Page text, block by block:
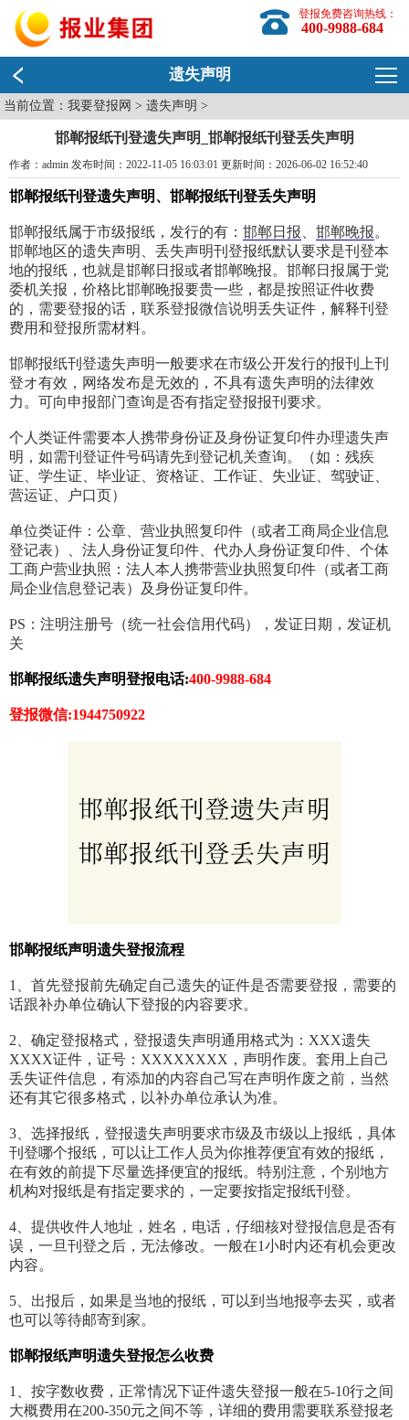
登报免费咨询热线：
400-9988-684
遗失声明
当前位置：我要登报网 >遗失声明 >
邯郸报纸刊登遗失声明_邯郸报纸刊登丢失声明
作者：admin 发布时间：2022-11-05 16:03:01 更新时间：2026-06-02 16:52:40
邯郸报纸刊登遗失声明、邯郸报纸刊登丢失声明
邯郸报纸属于市级报纸，发行的有： 邯郸日报 邯郸晚报。
邯郸地区的遗失声明、丢失声明刊登报纸默认要求是刊登本
地的报纸，也就是邯郸日报或者邯郸晚报。邯郸日报属于党
委机关报，价格比邯郸晚报要贵一些，都是按照证件收费
的，需要登报的话，联系登报微信说明丢失证件，解释刊登
费用和登报所需材料。
邯郸报纸刊登遗失声明一般要求在市级公开发行的报刊上刊
登オ有效，网络发布是无效的，不具有遗失声明的法律效
力。可向申报部门查询是否有指定登报报刊要求。
个人类证件需要本人携带身份证及身份证复印件办理遗失声
明，如需刊登证件号码请先到登记机关查询。（如：残疾
证、学生证、毕业证、资格证、工作证、失业证、驾驶证、
营运证、户口页）
单位类证件：公章、营业执照复印件（或者工商局企业信息
登记表）、法人身份证复印件、代办人身份证复印件、个体
工商户营业执照：法人本人携带营业执照复印件（或者工商
局企业信息登记表）及身份证复印件。
PS：注明注册号（统一社会信用代码），发证日期，发证机
关
邯郸报纸遗失声明登报电话:400-9988-684
登报微信:1944750922
邯郸报纸声明遗失登报流程
1、首先登报前先确定自己遗失的证件是否需要登报，需要的
话跟补办单位确认下登报的内容要求。
2、确定登报格式，登报遗失声明通用格式为：XXX遗失
XXXX证件，证号：XXXXXXXX，声明作废。套用上自己
丢失证件信息，有添加的内容自己写在声明作废之前，当然
还有其它很多格式，以补办单位承认为准。
3、选择报纸，登报遗失声明要求市级及市级以上报纸，具体
刊登哪个报纸，可以让工作人员为你推荐便宜有效的报纸，
在有效的前提下尽量选择便宜的报纸。特别注意，个别地方
机构对报纸是有指定要求的，一定要按指定报纸刊登。
4、提供收件人地址，姓名，电话，仔细核对登报信息是否有
误，一旦刊登之后，无法修改。一般在1小时内还有机会更改
内容。
5、出报后，如果是当地的报纸，可以到当地报亭去买，或者
也可以等待邮寄到家。
邯郸报纸声明遗失登报怎么收费
1、按字数收费，正常情况下证件遗失登报一般在5-10行之间
大概费用在200-350元之间不等，详细的费用需要联系登报老